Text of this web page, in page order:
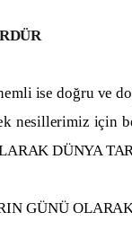
doğru ve
nesillerimiz için
DÜNYA
GÜNÜ